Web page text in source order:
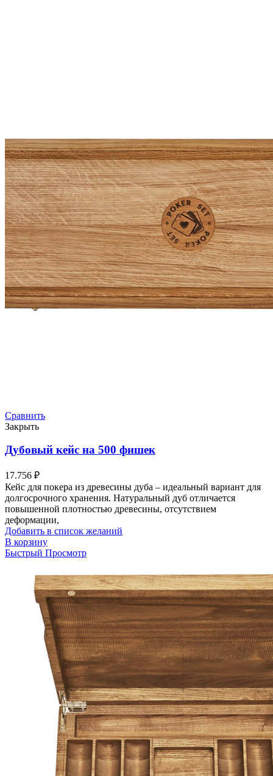
Сравнить
Закрыть
Дубовый кейс на 500 фишек
17.756 ₽
Кейс для покера из древесины дуба – идеальный вариант для
долгосрочного хранения. Натуральный дуб отличается
повышенной плотностью древесины, отсутствием
деформации,
Добавить в список желаний
В корзину
Быстрый Просмотр